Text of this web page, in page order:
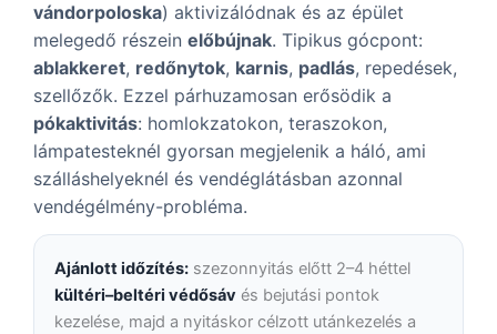
vándorpoloska) aktivizálódnak és az épület
melegedő részein előbújnak. Tipikus gócpont:
ablakkeret, redőnytok, karnis, padlás, repedések,
szellőzők. Ezzel párhuzamosan erősödik a
pókaktivitás: homlokzatokon, teraszokon,
lámpatesteknél gyorsan megjelenik a háló, ami
szálláshelyeknél és vendéglátásban azonnal
vendégélmény-probléma.
Ajánlott időzítés: szezonnyitás előtt 2–4 héttel
kültéri–beltéri védősáv és bejutási pontok
kezelése, majd a nyitáskor célzott utánkezelés a